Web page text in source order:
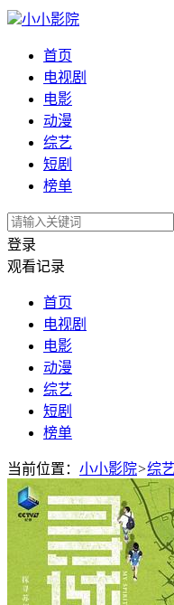
小小影院
首页
电视剧
电影
动漫
综艺
短剧
榜单
登录
观看记录
首页
电视剧
电影
动漫
综艺
短剧
榜单
当前位置： 小小影院>综艺